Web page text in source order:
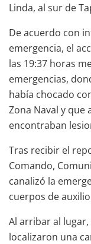
Linda, al sur de
De acuerdo con
emergencia, el
las 19:37 horas
emergencias,
había chocado
Zona Naval y que
encontraban
Tras recibir el
Comando,
canalizó la
cuerpos de
Al arribar al
localizaron una